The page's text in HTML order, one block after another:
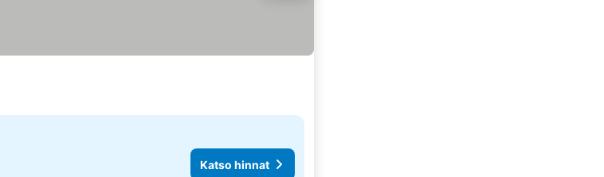
Katso hinnat